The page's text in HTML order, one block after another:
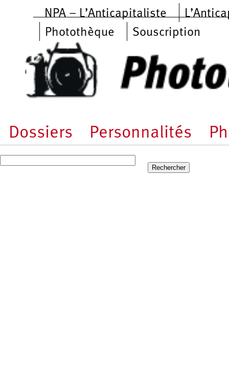
Aller au contenu principal
NPA – L’Anticapitaliste
Photothèque
Souscription
Dossiers Personnalités